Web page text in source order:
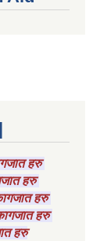
हरु
हरु
हरु
हरु
हरु